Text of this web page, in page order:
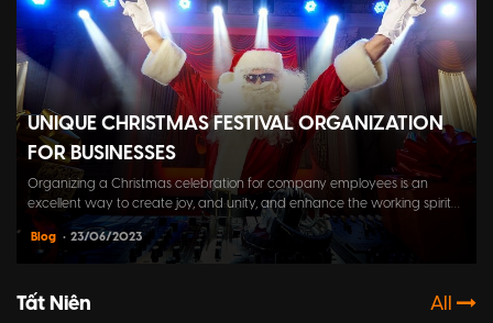
UNIQUE CHRISTMAS FESTIVAL ORGANIZATION
FOR BUSINESSES
Organizing a Christmas celebration for company employees is an
excellent way to create joy, and unity, and enhance the working spirit
for everyone during the holiday season.
Blog • 23/06/2023
Tất Niên All